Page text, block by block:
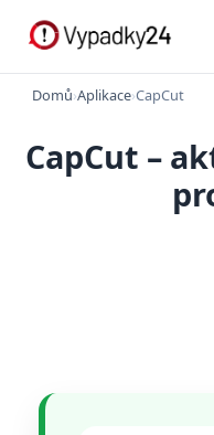
Domů›Aplikace›CapCut
CapCut –